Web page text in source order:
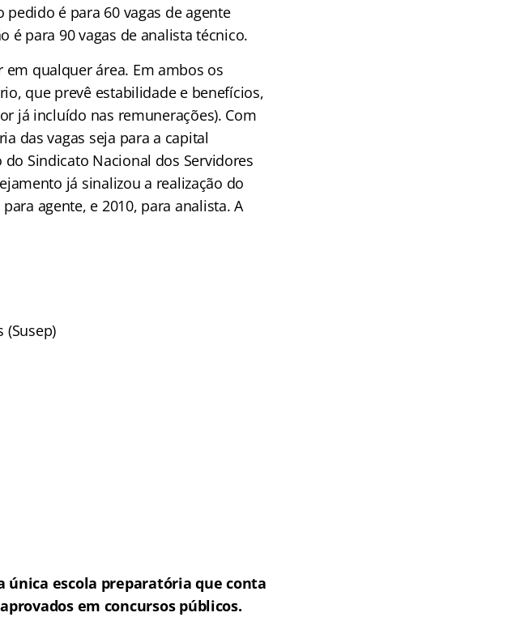
é para 60 vagas de agente
é para 90 vagas de analista técnico.
qualquer área. Em ambos os
que prevê estabilidade e benefícios,
já incluído nas remunerações). Com
das vagas seja para a capital
Sindicato Nacional dos Servidores
já sinalizou a realização do
agente, e 2010, para analista. A
(Susep)
única escola preparatória que conta
em concursos públicos.